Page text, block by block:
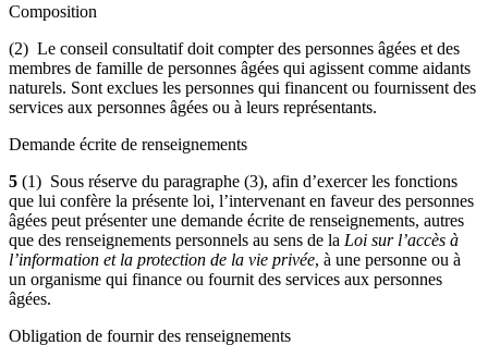
Composition
(2) Le conseil consultatif doit compter des personnes âgées et des
membres de famille de personnes âgées qui agissent comme aidants
naturels. Sont exclues les personnes qui financent ou fournissent des
services aux personnes âgées ou à leurs représentants.
Demande écrite de renseignements
5 (1) Sous réserve du paragraphe (3), afin d’exercer les fonctions
que lui confère la présente loi, l’intervenant en faveur des personnes
âgées peut présenter une demande écrite de renseignements, autres
que des renseignements personnels au sens de la Loi sur l’accès à
l’information et la protection de la vie privée, à une personne ou à
un organisme qui finance ou fournit des services aux personnes
âgées.
Obligation de fournir des renseignements